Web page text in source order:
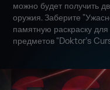
можно будет получить
оружия. Заберите
памятную раскраску
предметов "Doktor’s